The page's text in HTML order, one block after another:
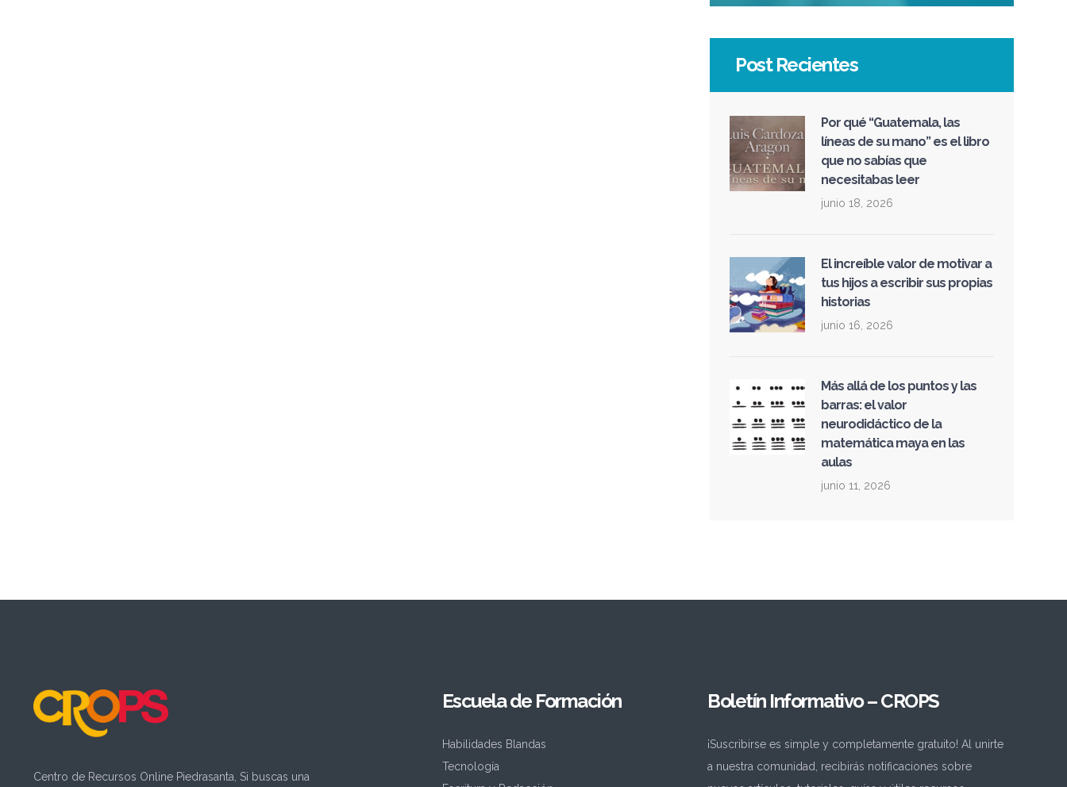
Post Recientes
Por qué “Guatemala, las
líneas de su mano” es el libro
que no sabías que
necesitabas leer
junio 18, 2026
El increíble valor de motivar a
tus hijos a escribir sus propias
historias
junio 16, 2026
Más allá de los puntos y las
barras: el valor
neurodidáctico de la
matemática maya en las
aulas
junio 11, 2026
Centro de Recursos Online Piedrasanta, Si buscas una
Escuela de Formación
Habilidades Blandas
Tecnología
Boletín Informativo – CROPS
¡Suscribirse es simple y completamente gratuito! Al unirte
a nuestra comunidad, recibirás notificaciones sobre